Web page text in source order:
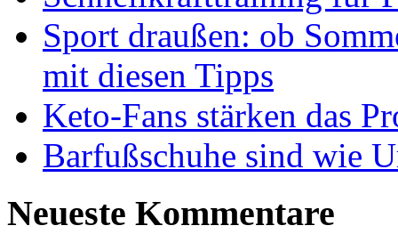
Sport draußen: ob
mit diesen Tipps
Keto-Fans stärken das
Barfußschuhe sind wie
Neueste Kommentare